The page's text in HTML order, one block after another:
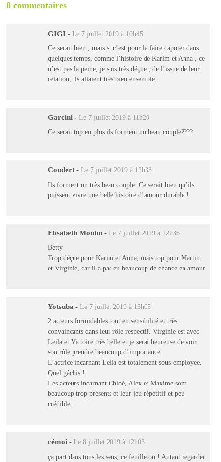
8 commentaires
GIGI - Le 7 juillet 2019 à 10h45
Ce serait bien , mais si c’est pour la faire capoter dans
quelques temps, comme l’histoire de Karim et Anna , ce
n’est pas la peine, je suis très déçue , de l’issue de leur
relation, ils allaient très bien ensemble.
Garcini - Le 7 juillet 2019 à 11h20
Ce serait top en plus ils forment un beau couple????
Coudert - Le 7 juillet 2019 à 12h33
Ils forment un très beau couple. Ce serait bien qu’ils
puissent vivre une belle histoire d’amour durable !
Elisabeth Moulin - Le 7 juillet 2019 à 12h36
Betty
Trop déçue pour Karim et Anna, mais top pour Martin
et Virginie, car il a pas eu beaucoup de chance en amour
Yotsuba - Le 7 juillet 2019 à 13h05
2 acteurs formidables tout en sensibilité et très
convaincants dans leur rôle respectif. Virginie est avec
Leila et Victoire très belle et je serai heureuse de voir
son rôle prendre beaucoup d’importance.
L’actrice incarnant Leila est totalement sous-employee.
Quel gâchis !
Les acteurs incarnant Chloé, Alex et Maxime sont
beaucoup trop présents et leur jeu répétitif et peu
crédible.
cémoi - Le 8 juillet 2019 à 12h03
ça part dans tous les sens, ce feuilleton ! Autant regarder